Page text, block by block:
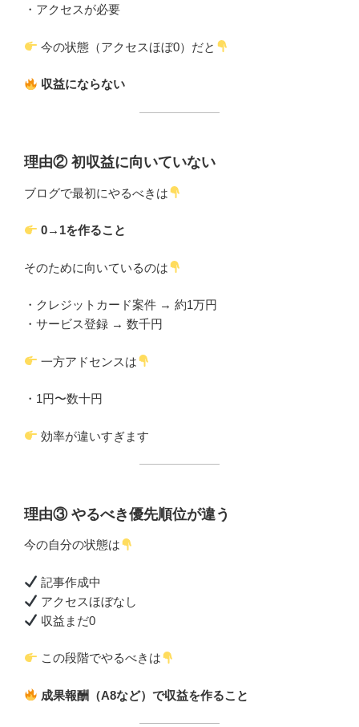
・アクセスが必要
今の状態（アクセスほぼ0）だと
収益にならない
理由② 初収益に向いていない
ブログで最初にやるべきは
0→1を作ること
そのために向いているのは
・クレジットカード案件 → 約1万円
・サービス登録 → 数千円
一方アドセンスは
・1円〜数十円
効率が違いすぎます
理由③ やるべき優先順位が違う
今の自分の状態は
記事作成中
アクセスほぼなし
収益まだ0
この段階でやるべきは
成果報酬（A8など）で収益を作ること